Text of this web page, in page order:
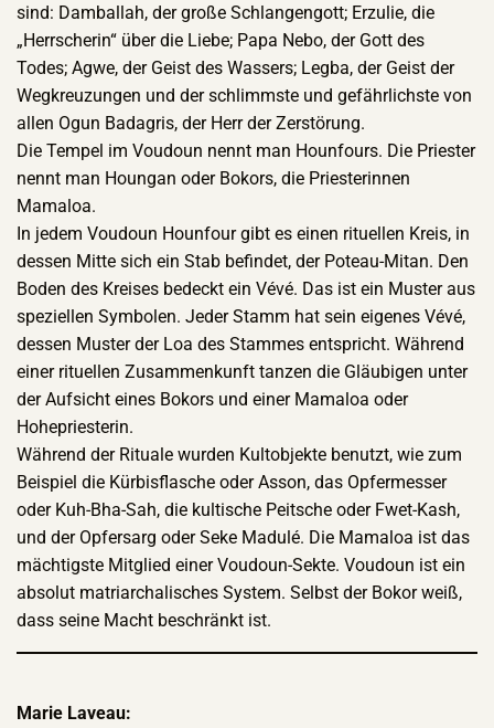
sind: Damballah, der große Schlangengott; Erzulie, die
„Herrscherin“ über die Liebe; Papa Nebo, der Gott des
Todes; Agwe, der Geist des Wassers; Legba, der Geist der
Wegkreuzungen und der schlimmste und gefährlichste von
allen Ogun Badagris, der Herr der Zerstörung.
Die Tempel im Voudoun nennt man Hounfours. Die Priester
nennt man Houngan oder Bokors, die Priesterinnen
Mamaloa.
In jedem Voudoun Hounfour gibt es einen rituellen Kreis, in
dessen Mitte sich ein Stab befindet, der Poteau-Mitan. Den
Boden des Kreises bedeckt ein Vévé. Das ist ein Muster aus
speziellen Symbolen. Jeder Stamm hat sein eigenes Vévé,
dessen Muster der Loa des Stammes entspricht. Während
einer rituellen Zusammenkunft tanzen die Gläubigen unter
der Aufsicht eines Bokors und einer Mamaloa oder
Hohepriesterin.
Während der Rituale wurden Kultobjekte benutzt, wie zum
Beispiel die Kürbisflasche oder Asson, das Opfermesser
oder Kuh-Bha-Sah, die kultische Peitsche oder Fwet-Kash,
und der Opfersarg oder Seke Madulé. Die Mamaloa ist das
mächtigste Mitglied einer Voudoun-Sekte. Voudoun ist ein
absolut matriarchalisches System. Selbst der Bokor weiß,
dass seine Macht beschränkt ist.
Marie Laveau: